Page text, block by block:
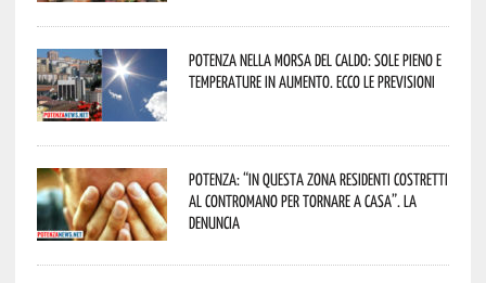
Potenza nella morsa del caldo: sole pieno e
temperature in aumento. Ecco le previsioni
Potenza: “In questa zona residenti costretti
al contromano per tornare a casa”. La
denuncia